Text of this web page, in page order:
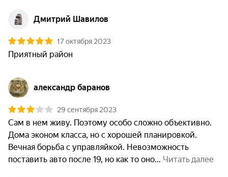
Дмитрий Шавилов
17 октября 2023
Приятный район
александр баранов
29 сентября 2023
Сам в нем живу. Поэтому особо сложно объективно.
Дома эконом класса, но с хорошей планировкой.
Вечная борьба с управляйкой. Невозможность
поставить авто после 19, но как то оно
Читать далее